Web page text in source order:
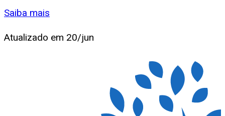
Saiba mais
Atualizado em 20/jun